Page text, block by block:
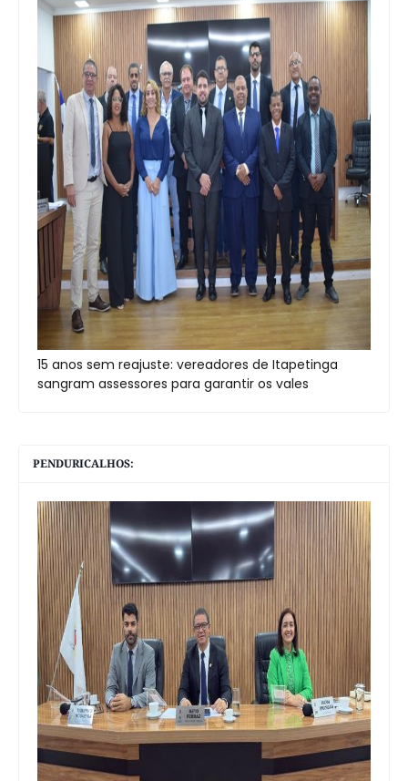
15 anos sem reajuste: vereadores de Itapetinga
sangram assessores para garantir os vales
PENDURICALHOS: